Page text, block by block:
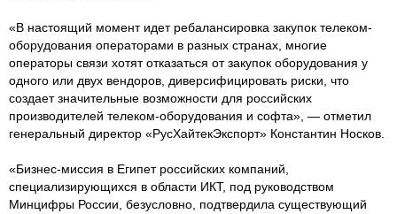
«В настоящий момент идет ребалансировка закупок телеком-
оборудования операторами в разных странах, многие
операторы связи хотят отказаться от закупок оборудования у
одного или двух вендоров, диверсифицировать риски, что
создает значительные возможности для российских
производителей телеком-оборудования и софта», — отметил
генеральный директор «РусХайтекЭкспорт» Константин Носков.
«Бизнес-миссия в Египет российских компаний,
специализирующихся в области ИКТ, под руководством
Минцифры России, безусловно, подтвердила существующий